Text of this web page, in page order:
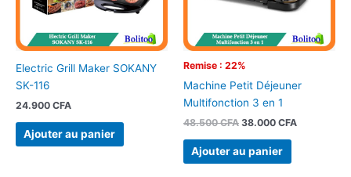
Electric Grill Maker SOKANY
SK-116
24.900 CFA
Ajouter au panier
Remise : 22%
Machine Petit Déjeuner
Multifonction 3 en 1
48.500CFA 38.000 CFA
Ajouter au panier